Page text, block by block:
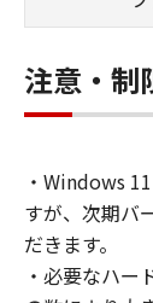
1.
exclusive
shall
only on
You may
注意・制
・Windows
すが、次期バ
だきます。
・必要なハー